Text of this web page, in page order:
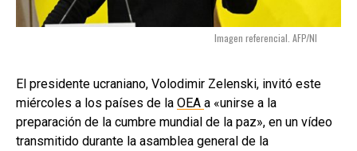
Imagen referencial. AFP/NI
El presidente ucraniano, Volodimir Zelenski, invitó este
miércoles a los países de la OEA a «unirse a la
preparación de la cumbre mundial de la paz», en un vídeo
transmitido durante la asamblea general de la